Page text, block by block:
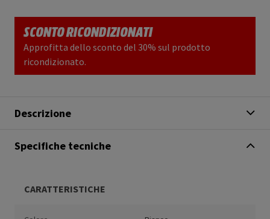
SCONTO RICONDIZIONATI
Approfitta dello sconto del 30% sul prodotto
ricondizionato.
Descrizione
Specifiche tecniche
CARATTERISTICHE